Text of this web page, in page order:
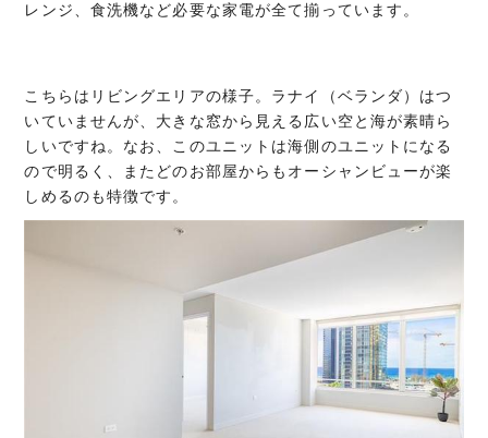
レンジ、食洗機など必要な家電が全て揃っています。
こちらはリビングエリアの様子。ラナイ（ベランダ）はつ
いていませんが、大きな窓から見える広い空と海が素晴ら
しいですね。なお、このユニットは海側のユニットになる
ので明るく、またどのお部屋からもオーシャンビューが楽
しめるのも特徴です。